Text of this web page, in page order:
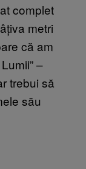
complet
metri
că am
–
trebui să
său